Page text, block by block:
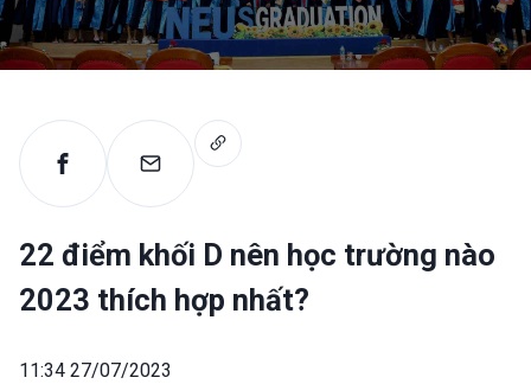
22 điểm khối D nên học trường nào
2023 thích hợp nhất?
11:34 27/07/2023